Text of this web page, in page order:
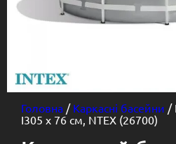
Головна / Каркасні басейни /
I305 х 76 см, NTEX (26700)